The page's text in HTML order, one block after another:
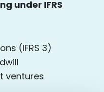
under IFRS
(IFRS 3)
ventures